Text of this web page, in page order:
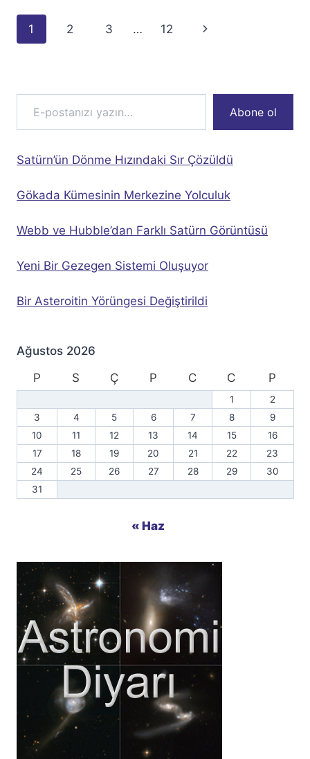
Page
1 2 3 … 12
Next
E-postanızı yazın…
Abone ol
Satürn’ün Dönme Hızındaki Sır Çözüldü
Gökada Kümesinin Merkezine Yolculuk
Webb ve Hubble’dan Farklı Satürn Görüntüsü
Yeni Bir Gezegen Sistemi Oluşuyor
Bir Asteroitin Yörüngesi Değiştirildi
Ağustos 2026
P
S Ç P C C P
1
2
3
4 5 6 7 8
9
10
11 12 13 14 15
16
17
18 19 20 21 22
23
24
25 26 27 28 29
30
31
« Haz